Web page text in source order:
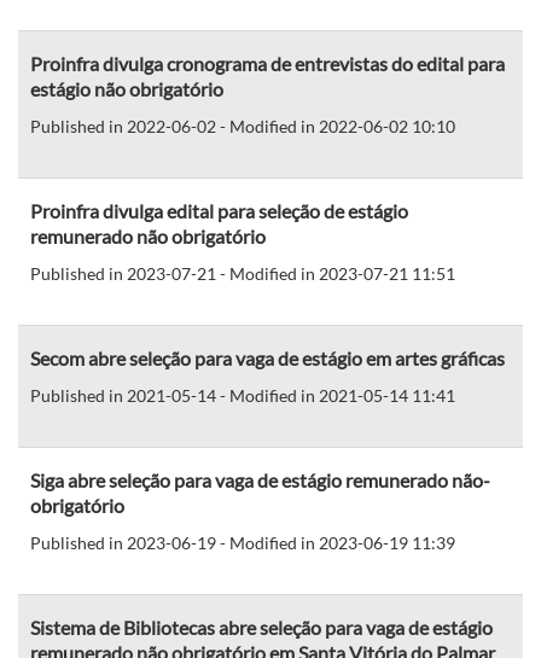
Proinfra divulga cronograma de entrevistas do edital para
estágio não obrigatório
Published in 2022-06-02 - Modified in 2022-06-02 10:10
Proinfra divulga edital para seleção de estágio
remunerado não obrigatório
Published in 2023-07-21 - Modified in 2023-07-21 11:51
Secom abre seleção para vaga de estágio em artes gráficas
Published in 2021-05-14 - Modified in 2021-05-14 11:41
Siga abre seleção para vaga de estágio remunerado não-
obrigatório
Published in 2023-06-19 - Modified in 2023-06-19 11:39
Sistema de Bibliotecas abre seleção para vaga de estágio
remunerado não obrigatório em Santa Vitória do Palmar